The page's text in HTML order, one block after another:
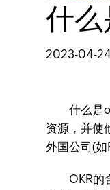
什
2023-04-24
什么是okr
资源，并使
外国公司(
OKR的含